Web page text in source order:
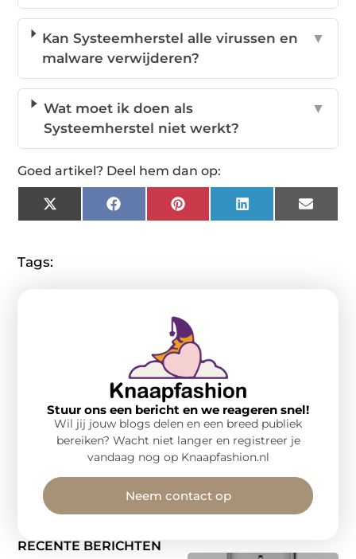
Kan Systeemherstel alle virussen en
malware verwijderen?
▼
Wat moet ik doen als
Systeemherstel niet werkt?
▼
Goed artikel? Deel hem dan op:
X
(Twitter)
FacebookPinterestLinkedInEmail
Tags:
RECENTE BERICHTEN
Stuur ons een bericht en we reageren snel!
Wil jij jouw blogs delen en een breed publiek
bereiken? Wacht niet langer en registreer je
vandaag nog op Knaapfashion.nl
Neem contact op